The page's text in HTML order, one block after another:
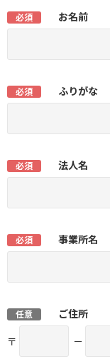
必須 お名前
必須 ふりがな
必須 法人名
必須 事業所名
任意
ご住所
〒
－